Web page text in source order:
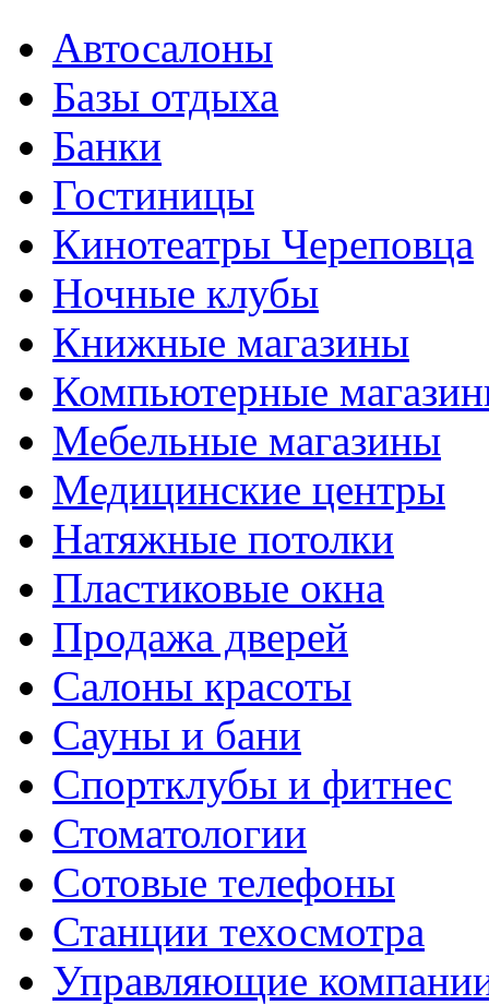
Автосалоны
Базы отдыха
Банки
Гостиницы
Кинотеатры Череповца
Ночные клубы
Книжные магазины
Компьютерные
Мебельные магазины
Медицинские центры
Натяжные потолки
Пластиковые окна
Продажа дверей
Салоны красоты
Сауны и бани
Спортклубы и фитнес
Стоматологии
Сотовые телефоны
Станции техосмотра
Управляющие